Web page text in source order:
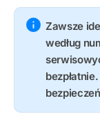
Zawsze
według